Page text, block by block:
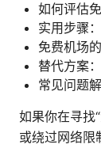
如何评估
实用步骤
免费机场
替代方案
常见问题解
如果你在寻找
或绕过网络限